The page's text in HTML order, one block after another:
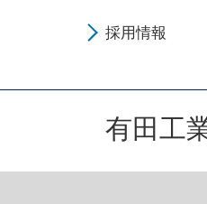
採用情報
有田工